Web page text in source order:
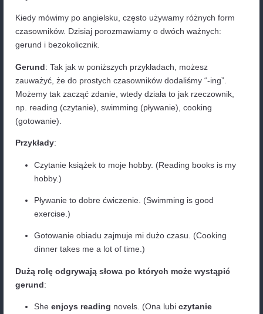
gerundium – co to jest?
Gerund infinitive ćwiczenia znajdziesz poniżej w tym
Przypominam, że więcej na tematy gramatyczne
naszym blogu lubplatformie e-learningowej.
Gerund i Bezokolicznik w Angielskim: Co to jest
Używać?
czasowników. Dzisiaj porozmawiamy o dwóch
Gerund: Tak jak w poniższych przykładach, możesz
zauważyć, że do prostych czasowników dodaliśmy
Możemy tak zacząć zdanie, wtedy działa to jak
np. reading (czytanie), swimming (pływanie),
(gotowanie).
Przykłady: